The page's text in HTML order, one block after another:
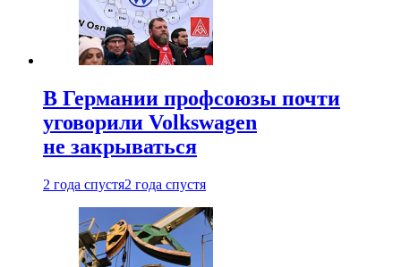
В Германии профсоюзы почти
уговорили Volkswagen
не закрываться
2 года спустя2 года спустя